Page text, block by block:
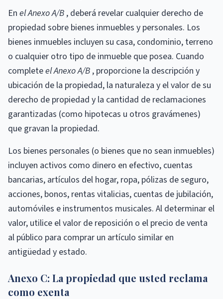
En el Anexo A/B , deberá revelar cualquier derecho de
propiedad sobre bienes inmuebles y personales. Los
bienes inmuebles incluyen su casa, condominio, terreno
o cualquier otro tipo de inmueble que posea. Cuando
completeel Anexo A/B , proporcione la descripción y
ubicación de la propiedad, la naturaleza y el valor de su
derecho de propiedad y la cantidad de reclamaciones
garantizadas (como hipotecas u otros gravámenes)
que gravan la propiedad.
Los bienes personales (o bienes que no sean inmuebles)
incluyen activos como dinero en efectivo, cuentas
bancarias, artículos del hogar, ropa, pólizas de seguro,
acciones, bonos, rentas vitalicias, cuentas de jubilación,
automóviles e instrumentos musicales. Al determinar el
valor, utilice el valor de reposición o el precio de venta
al público para comprar un artículo similar en
antigüedad y estado.
Anexo C: La propiedad que usted reclama
como exenta